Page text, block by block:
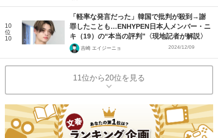
10
位
10
「軽率な発言だった」韓国で批判が殺到→謝
罪したことも…ENHYPEN日本人メンバー・ニ
キ（19）の“本当の評判”〈現地記者が解説〉
吉崎 エイジーニョ 2024/12/09
11位から20位を見る